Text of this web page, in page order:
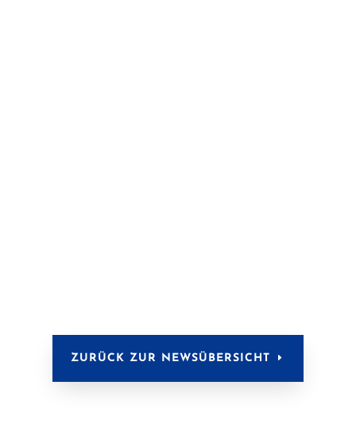
ZURÜCK ZUR NEWSÜBERSICHT